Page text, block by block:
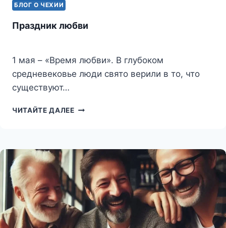
БЛОГ О ЧЕХИИ
Праздник любви
1 мая – «Время любви». В глубоком
средневековье люди свято верили в то, что
существуют…
ЧИТАЙТЕ ДАЛЕЕПРАЗДНИК